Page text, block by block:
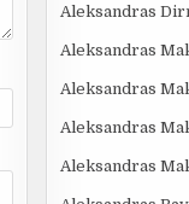
Aleksandras
Aleksandras
Aleksandras
Aleksandras
Aleksandras